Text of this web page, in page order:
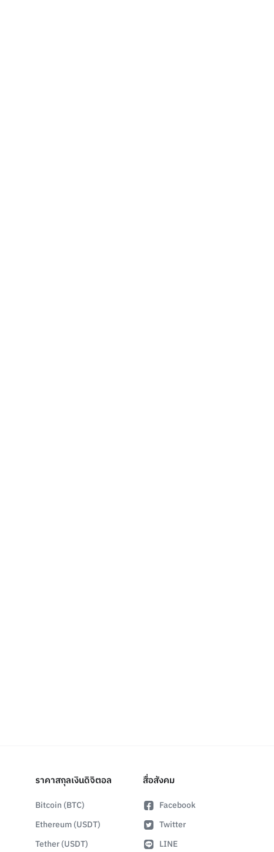
ราคาสกุลเงินดิจิตอล
Bitcoin (BTC)
Ethereum (USDT)
Tether (USDT)
สื่อสังคม
Facebook
Twitter
LINE